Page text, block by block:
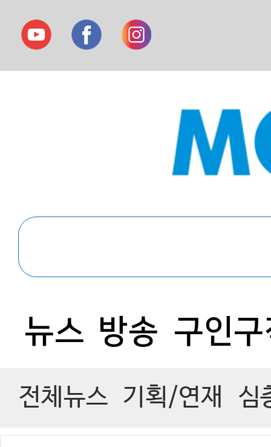
뉴스 방송 구인
전체뉴스 기획/연재 심